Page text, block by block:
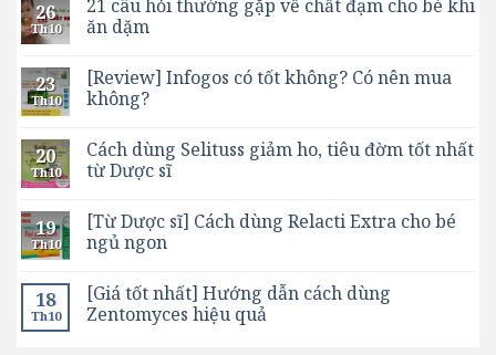
26
Th10
21 câu hỏi thường gặp về chất đạm cho bé khi
ăn dặm
23
Th10
[Review] Infogos có tốt không? Có nên mua
không?
20
Th10
Cách dùng Selituss giảm ho, tiêu đờm tốt nhất
từ Dược sĩ
19
Th10
[Từ Dược sĩ] Cách dùng Relacti Extra cho bé
ngủ ngon
18
Th10
[Giá tốt nhất] Hướng dẫn cách dùng
Zentomyces hiệu quả